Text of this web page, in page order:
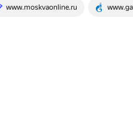
www.moskvaonline.ru